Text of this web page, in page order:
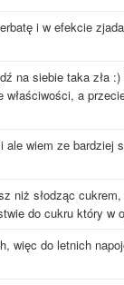
i w efekcie
na siebie taka zła
a
wiem ze bardziej
niż słodząc
do cukru który w
więc do letnich